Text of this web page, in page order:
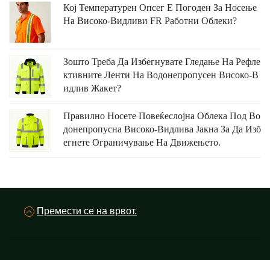
Кој Температурен Опсег Е Погоден За Носење
На Високо-Видливи FR Работни Облеки?
Зошто Треба Да Избегнувате Гледање На Рефле
Ктивните Ленти На Водонепропусен Високо-В
Идлив Жакет?
Правилно Носете Повеќеслојна Облека Под Во
Донепропусна Високо-Видлива Јакна За Да Изб
Егнете Ограничување На Движењето.
Премести се на врвот.